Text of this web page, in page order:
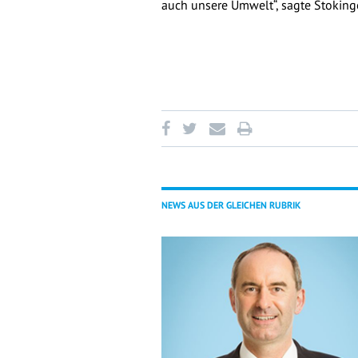
auch unsere Umwelt“, sagte
NEWS AUS DER GLEICHEN RUBRIK